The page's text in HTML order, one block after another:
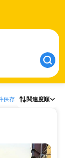
保存 関連度順